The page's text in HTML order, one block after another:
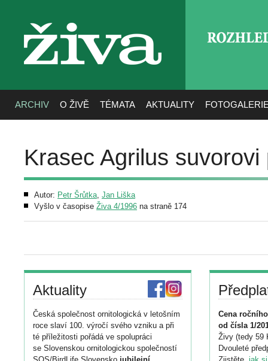
živa
ARCHIV O ŽIVĚ TÉMATA AKTUALITY
Krasec Agrilus
Autor: Petr Šrůtka, Jan Liška
Vyšlo v časopise Živa 4/1996 na straně 174
Aktuality
Česká společnost ornitologická v letošním
roce slaví 100. výročí svého vzniku a při
té příležitosti pořádá ve spolupráci
se Slovenskou ornitologickou společností
Cena
od čísla 1/
Živy (tedy 59
Dvouleté